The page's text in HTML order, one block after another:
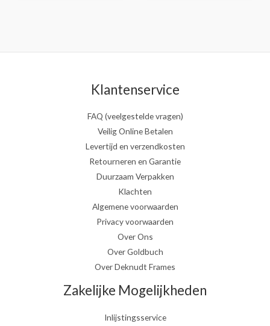
Klantenservice
FAQ (veelgestelde vragen)
Veilig Online Betalen
Levertijd en verzendkosten
Retourneren en Garantie
Duurzaam Verpakken
Klachten
Algemene voorwaarden
Privacy voorwaarden
Over Ons
Over Goldbuch
Over Deknudt Frames
Zakelijke Mogelijkheden
Inlijstingsservice